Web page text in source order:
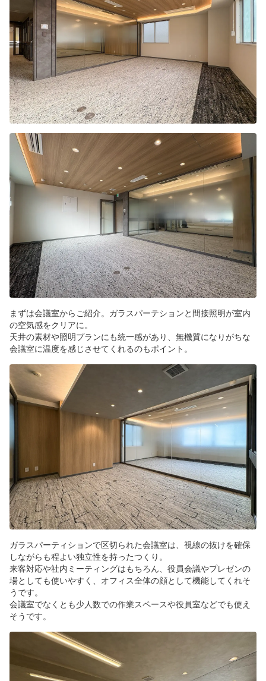
まずは会議室からご紹介。ガラスパーテションと間接照明が室内
の空気感をクリアに。
天井の素材や照明プランにも統一感があり、無機質になりがちな
会議室に温度を感じさせてくれるのもポイント。
ガラスパーティションで区切られた会議室は、視線の抜けを確保
しながらも程よい独立性を持ったつくり。
来客対応や社内ミーティングはもちろん、役員会議やプレゼンの
場としても使いやすく、オフィス全体の顔として機能してくれそ
うです。
会議室でなくとも少人数での作業スペースや役員室などでも使え
そうです。